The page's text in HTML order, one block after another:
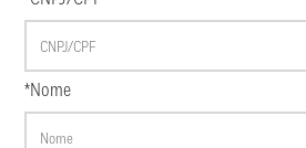
*Nome